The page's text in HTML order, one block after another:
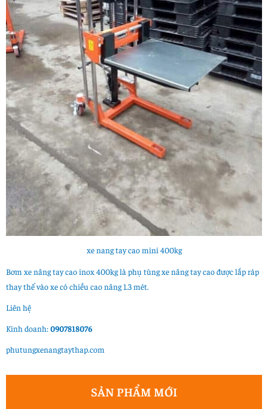
xe nang tay cao mini 400kg
Bơm xe nâng tay cao inox 400kg là phụ tùng xe nâng tay cao được lắp ráp
thay thế vào xe có chiều cao nâng 1.3 mét.
Liên hệ
Kinh doanh:0907818076
phutungxenangtaythap.com
SẢN PHẨM MỚI